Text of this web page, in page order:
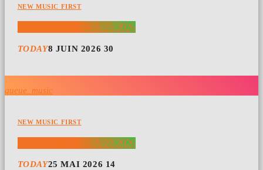
NEW MUSIC FIRST
TOP 10 WEEK 24 À 25 2026
TODAY8 JUIN 2026 30
queue_music
NEW MUSIC FIRST
TOP 10 WEEK 22 À 23 2026
TODAY25 MAI 2026 14